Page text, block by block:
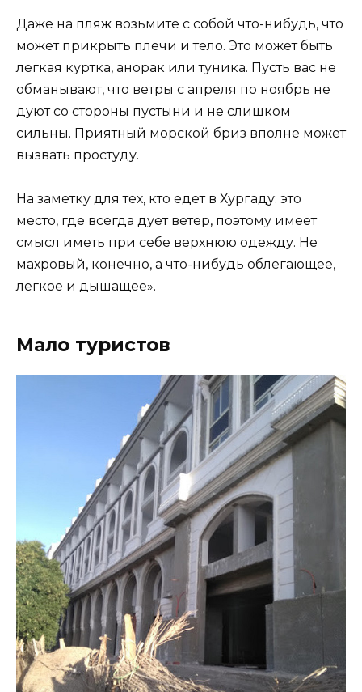
Даже на пляж возьмите с собой что-нибудь, что
может прикрыть плечи и тело. Это может быть
легкая куртка, анорак или туника. Пусть вас не
обманывают, что ветры с апреля по ноябрь не
дуют со стороны пустыни и не слишком
сильны. Приятный морской бриз вполне может
вызвать простуду.
На заметку для тех, кто едет в Хургаду: это
место, где всегда дует ветер, поэтому имеет
смысл иметь при себе верхнюю одежду. Не
махровый, конечно, а что-нибудь облегающее,
легкое и дышащее».
Мало туристов